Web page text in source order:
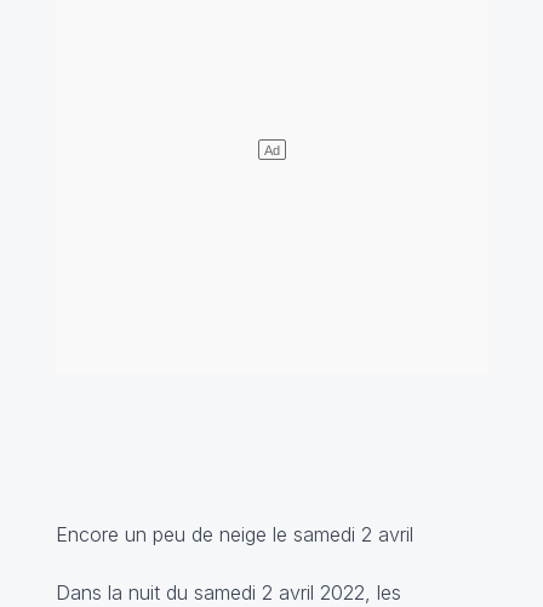
Encore un peu de neige le samedi 2 avril
Dans la nuit du samedi 2 avril 2022, les